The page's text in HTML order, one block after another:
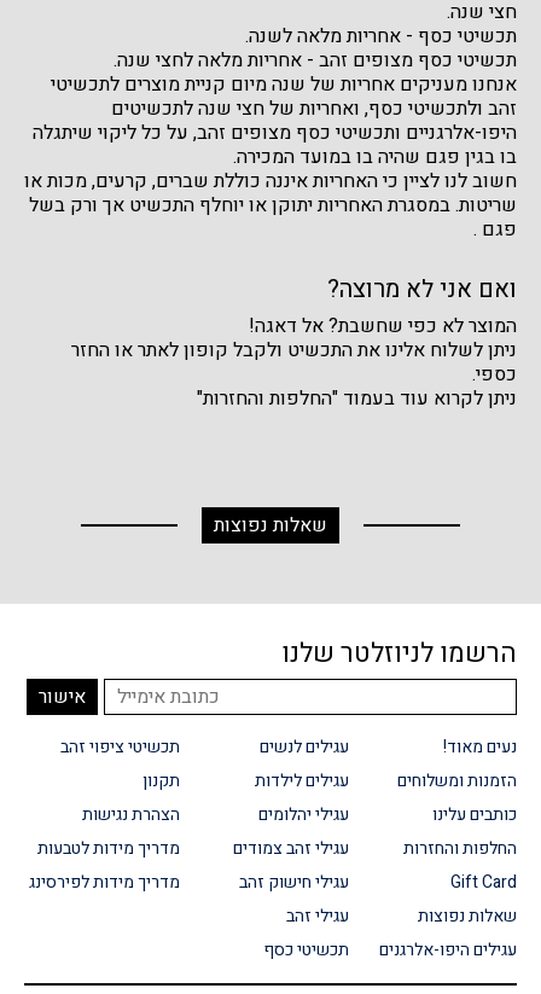
חצי שנה.
תכשיטי כסף - אחריות מלאה לשנה.
תכשיטי כסף מצופים זהב - אחריות מלאה לחצי שנה.
אנחנו מעניקים אחריות של שנה מיום קניית מוצרים לתכשיטי
זהב ולתכשיטי כסף, ואחריות של חצי שנה לתכשיטים
היפו-אלרגניים ותכשיטי כסף מצופים זהב, על כל ליקוי שיתגלה
בו בגין פגם שהיה בו במועד המכירה.
חשוב לנו לציין כי האחריות איננה כוללת שברים, קרעים, מכות או
שריטות. במסגרת האחריות יתוקן או יוחלף התכשיט אך ורק בשל
פגם .
ואם אני לא מרוצה?
המוצר לא כפי שחשבת? אל דאגה!
ניתן לשלוח אלינו את התכשיט ולקבל קופון לאתר או החזר
כספי.
ניתן לקרוא עוד בעמוד "החלפות והחזרות"
שאלות נפוצות
הרשמו לניוזלטר שלנו
נעים מאוד!
הזמנות ומשלוחים
כותבים עלינו
החלפות והחזרות
Gift Card
שאלות נפוצות
עגילים היפו-אלרגנים
עגילים לנשים
עגילים לילדות
עגילי יהלומים
עגילי זהב צמודים
עגילי חישוק זהב
עגילי זהב
תכשיטי כסף
תכשיטי ציפוי זהב
תקנון
הצהרת נגישות
מדריך מידות לטבעות
מדריך מידות לפירסינג